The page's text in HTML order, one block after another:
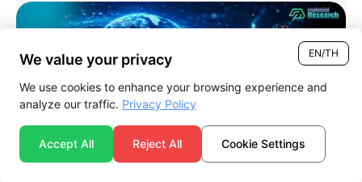
EN/TH
We value your privacy
We use cookies to enhance your browsing experience and
analyze our traffic. Privacy Policy
Accept All Reject All Cookie Settings